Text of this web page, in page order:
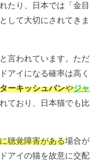
たり、日本では「金目
して大切にされてきま
と言われています。ただ
アイになる確率は高く
ターキッシュバンやジャ
ており、日本猫でも比
聴覚障害がある場合が
アイの猫を故意に交配